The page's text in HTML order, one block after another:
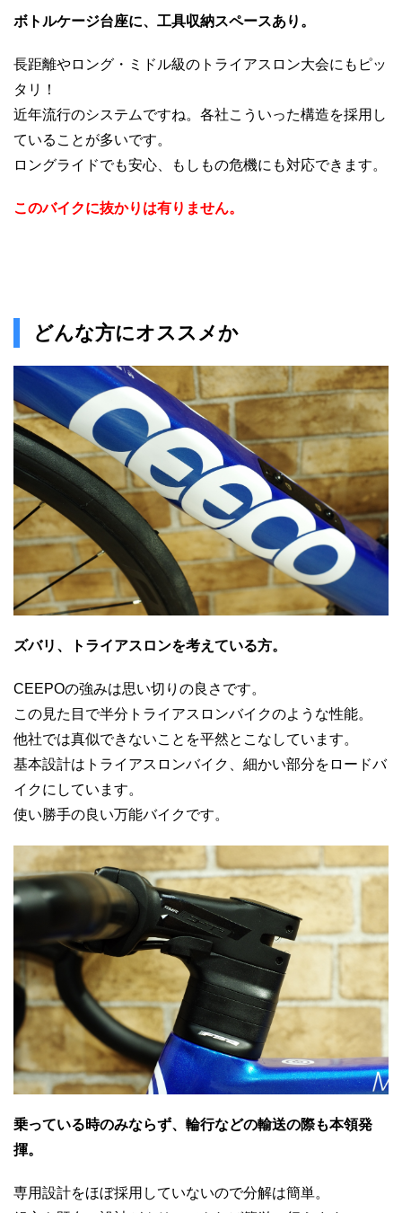
ボトルケージ台座に、工具収納スペースあり。
長距離やロング・ミドル級のトライアスロン大会にもピッ
タリ！
近年流行のシステムですね。各社こういった構造を採用し
ていることが多いです。
ロングライドでも安心、もしもの危機にも対応できます。
このバイクに抜かりは有りません。
どんな方にオススメか
ズバリ、トライアスロンを考えている方。
CEEPOの強みは思い切りの良さです。
この見た目で半分トライアスロンバイクのような性能。
他社では真似できないことを平然とこなしています。
基本設計はトライアスロンバイク、細かい部分をロードバ
イクにしています。
使い勝手の良い万能バイクです。
乗っている時のみならず、輪行などの輸送の際も本領発
揮。
専用設計をほぼ採用していないので分解は簡単。